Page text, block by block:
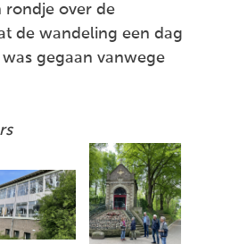
rondje over de
de wandeling een dag
gegaan vanwege